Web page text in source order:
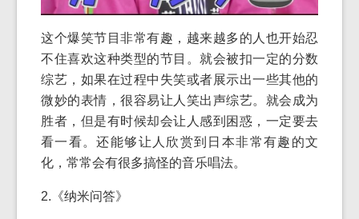
这个爆笑节目非常有趣，越来越多的人也开始忍
不住喜欢这种类型的节目。就会被扣一定的分数
综艺，如果在过程中失笑或者展示出一些其他的
微妙的表情，很容易让人笑出声综艺。就会成为
胜者，但是有时候却会让人感到困惑，一定要去
看一看。还能够让人欣赏到日本非常有趣的文
化，常常会有很多搞怪的音乐唱法。
2.《纳米问答》